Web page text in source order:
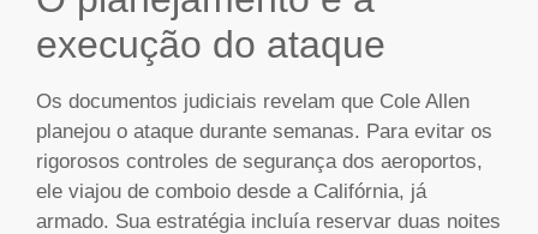
execução do ataque
Os documentos judiciais revelam que Cole Allen
planejou o ataque durante semanas. Para evitar os
rigorosos controles de segurança dos aeroportos,
ele viajou de comboio desde a Califórnia, já
armado. Sua estratégia incluía reservar duas noites